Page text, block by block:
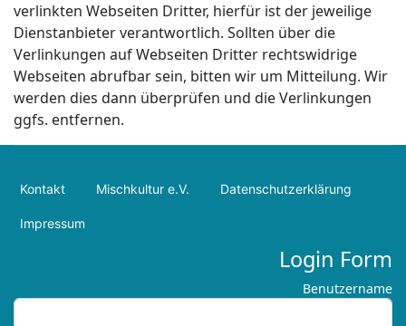
verlinkten Webseiten Dritter, hierfür ist der jeweilige
Dienstanbieter verantwortlich. Sollten über die
Verlinkungen auf Webseiten Dritter rechtswidrige
Webseiten abrufbar sein, bitten wir um Mitteilung. Wir
werden dies dann überprüfen und die Verlinkungen
ggfs. entfernen.
Kontakt Mischkultur e.V. Datenschutzerklärung
Impressum
Login Form
Benutzername